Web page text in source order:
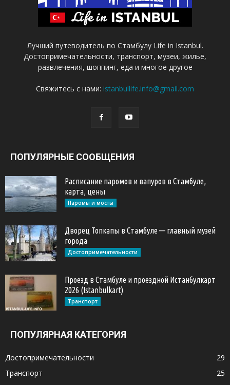
Лучший путеводитель по Стамбулу Life in Istanbul.
Достопримечательности, транспорт, музеи, жилье,
развлечения, шоппинг, еда и многое другое
Свяжитесь с нами: istanbullife.info@gmail.com
ПОПУЛЯРНЫЕ СООБЩЕНИЯ
Расписание паромов и вапуров в Стамбуле,
карта, цены
Паромы и мосты
Дворец Топкапы в Стамбуле — главный музей
города
Достопримечательности
Проезд в Стамбуле и проездной Истанбулкарт
2026 (Istanbulkart)
Транспорт
ПОПУЛЯРНАЯ КАТЕГОРИЯ
Достопримечательности
29
Транспорт
25